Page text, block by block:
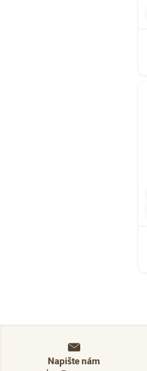
Napište nám